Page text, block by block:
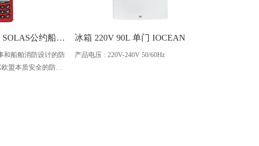
Ocean one对讲机 SOLAS公约船舶消防A600V ATEX防爆对讲机
和船舶消防设计的防
盟本质安全的防爆
冰箱 220V 90L 单门 IOCEAN
产品电压 : 220V-240V 50/60Hz